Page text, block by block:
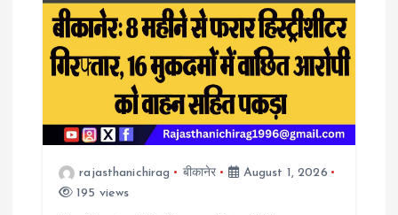
g
a
rajasthanichirag बीकानेर
August 1, 2026
195 views